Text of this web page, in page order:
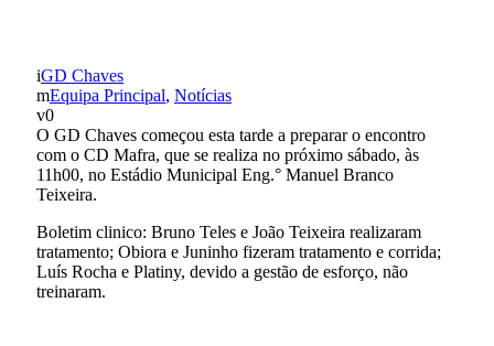
GD Chaves
Equipa Principal, Notícias
0
O GD Chaves começou esta tarde a preparar o encontro
com o CD Mafra, que se realiza no próximo sábado, às
11h00, no Estádio Municipal Eng.° Manuel Branco
Teixeira.
Boletim clinico: Bruno Teles e João Teixeira realizaram
tratamento; Obiora e Juninho fizeram tratamento e corrida;
Luís Rocha e Platiny, devido a gestão de esforço, não
treinaram.